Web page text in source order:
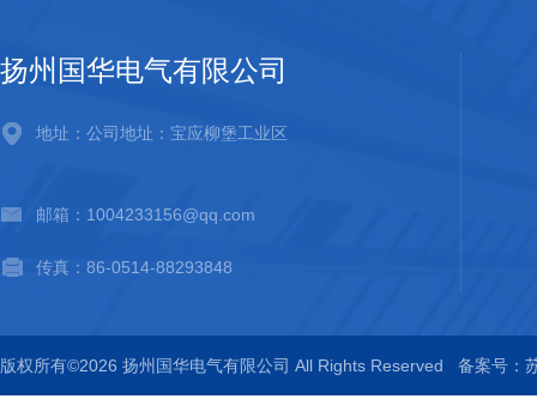
扬州国华电气有限公司
地址：公司地址：宝应柳堡工业区
邮箱：1004233156@qq.com
传真：86-0514-88293848
版权所有©2026 扬州国华电气有限公司 All Rights Reserved 备案号：